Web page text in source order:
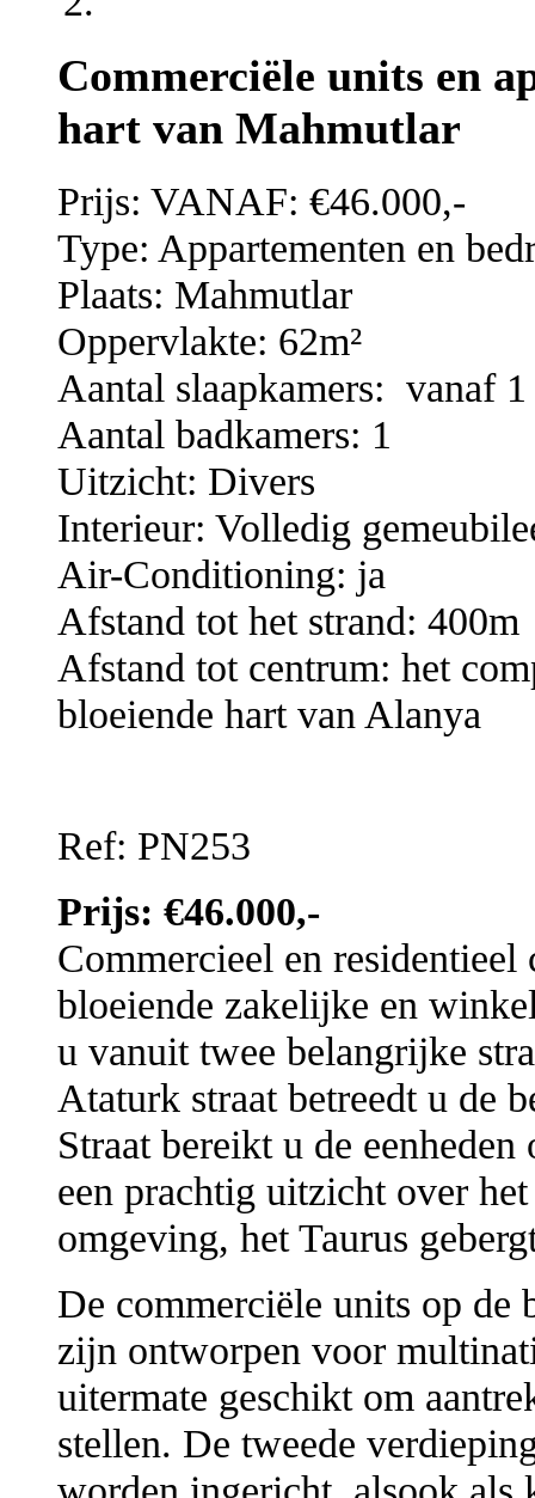
Commerciële units en
hart van Mahmutlar
Prijs: VANAF: €46.000,-
Type: Appartementen en
Plaats: Mahmutlar
Oppervlakte: 62m²
Aantal slaapkamers: vanaf 1
Aantal badkamers: 1
Uitzicht: Divers
Interieur: Volledig
Air-Conditioning: ja
Afstand tot het strand: 400m
Afstand tot centrum: het
bloeiende hart van Alanya
Ref: PN253
Prijs: €46.000,-
Commercieel en
bloeiende zakelijke en
u vanuit twee belangrijke
Ataturk straat betreedt u de
Straat bereikt u de
een prachtig uitzicht over
omgeving, het Taurus
De commerciële units op de
zijn ontworpen voor
uitermate geschikt om
stellen. De tweede